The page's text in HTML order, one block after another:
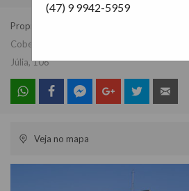
(47) 9 9942-5959
Propriedades
Cobertura de frente para o mar no centro
Júlia, 106
Veja no mapa